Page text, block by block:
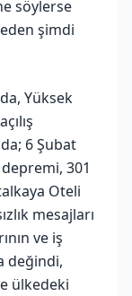
söylerse
şimdi
Yüksek
6 Şubat
301
Oteli
mesajları
ve iş
değindi,
ülkedeki